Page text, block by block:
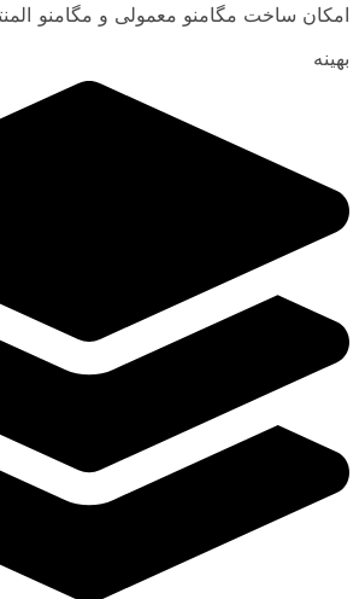
امکان ساخت مگامنو معمولی و مگامنو
بهینه